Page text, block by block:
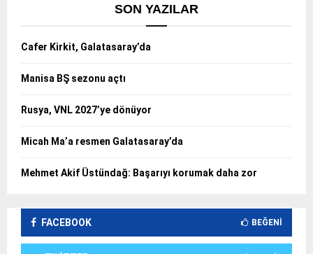
SON YAZILAR
Cafer Kirkit, Galatasaray’da
Manisa BŞ sezonu açtı
Rusya, VNL 2027’ye dönüyor
Micah Ma’a resmen Galatasaray’da
Mehmet Akif Üstündağ: Başarıyı korumak daha zor
FACEBOOK BEĞENI